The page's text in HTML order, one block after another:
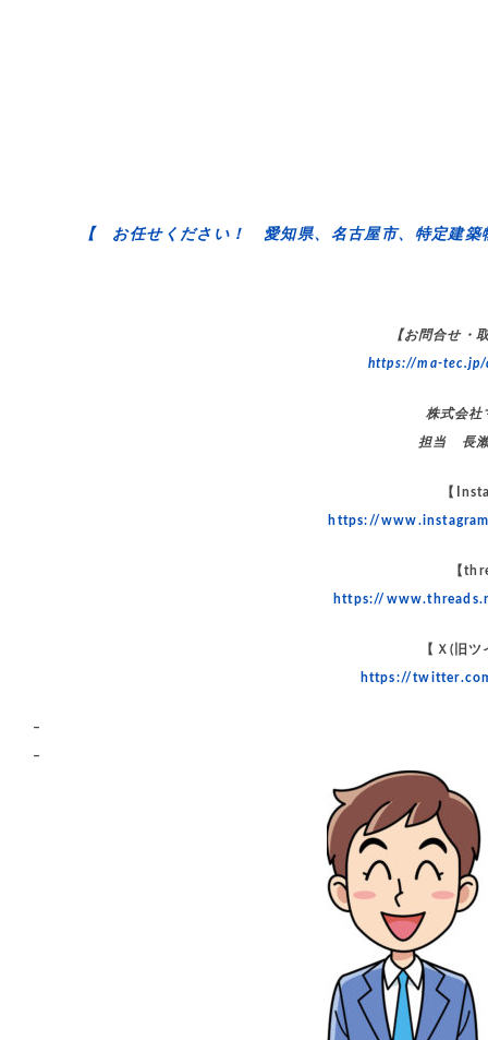
【 お任せください！ 愛知県、名古屋市、特定建
【お問合せ・
https://ma-
株式会社
担当 長
【
https://
【
https://
【Ｘ(旧
https://
–
–